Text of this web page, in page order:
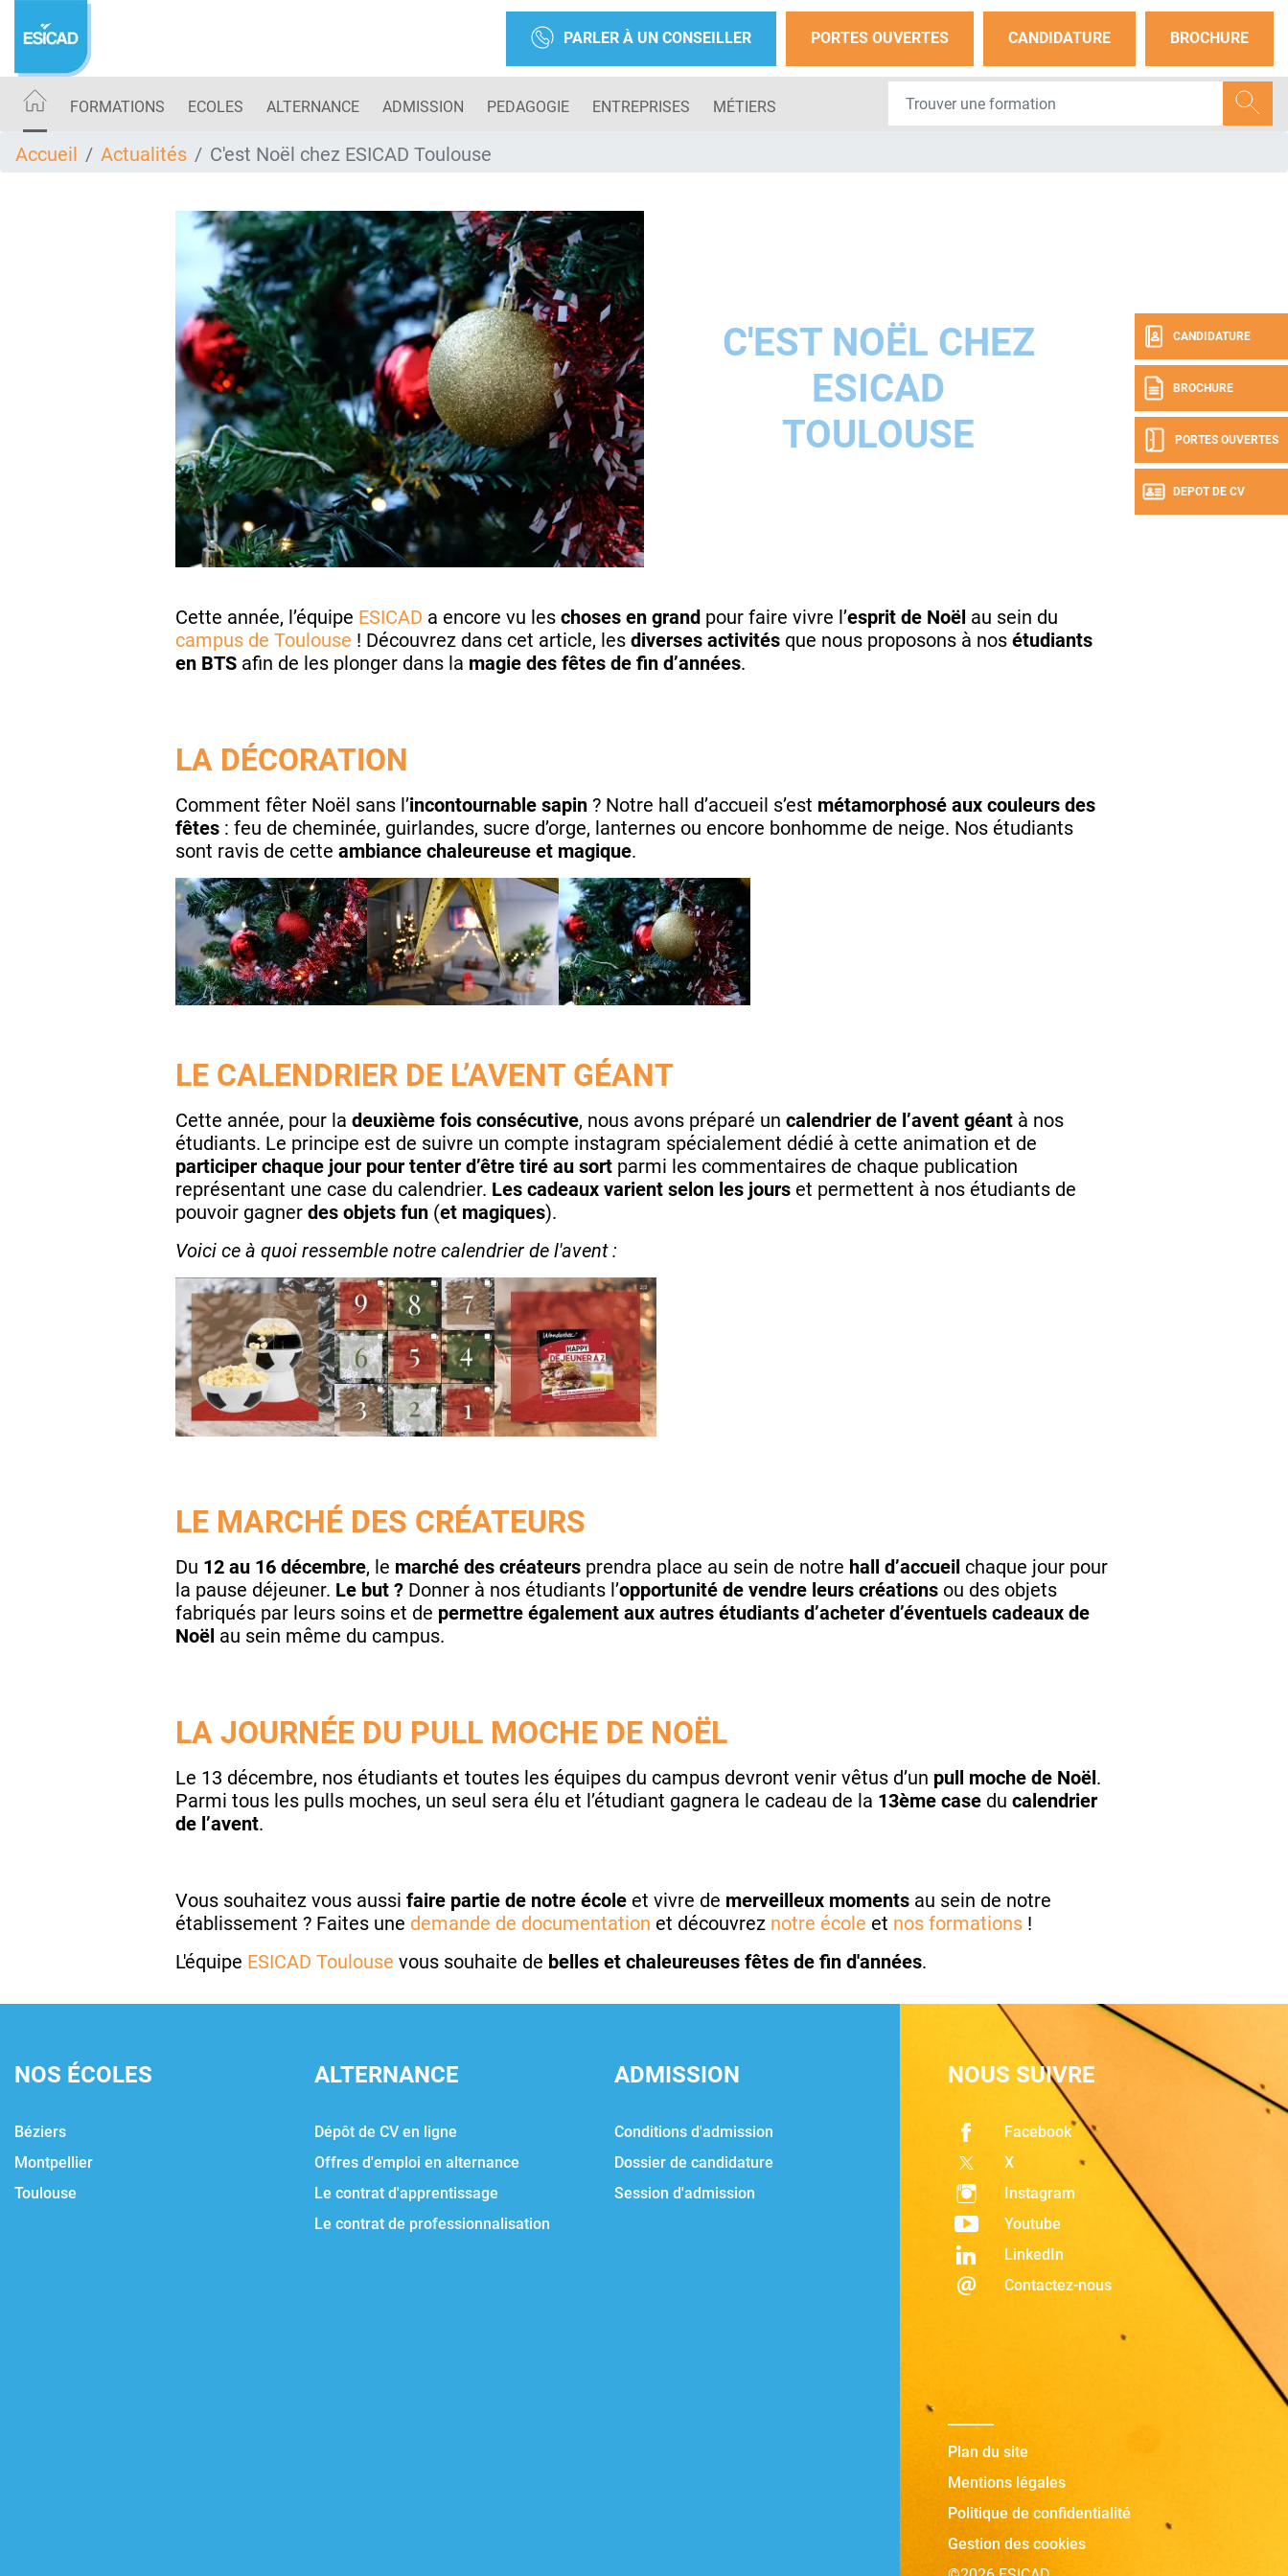
contenu
PARLER À UN CONSEILLER PORTES OUVERTES CANDIDATURE BROCHURE
FORMATIONS ECOLES ALTERNANCE ADMISSION PEDAGOGIE ENTREPRISES MÉTIERS
CANDIDATURE
BROCHURE
PORTES OUVERTES
DEPOT DE CV
Accueil Actualités C'est Noël chez ESICAD Toulouse
C'EST NOËL CHEZ
ESICAD
TOULOUSE
Cette année, l’équipe ESICAD a encore vu les choses en grand pour faire vivre l’esprit de Noël au sein du
campus de Toulouse ! Découvrez dans cet article, les diverses activités que nous proposons à nos étudiants
en BTS afin de les plonger dans la magie des fêtes de fin d’années.
LA DÉCORATION
Comment fêter Noël sans l’incontournable sapin ? Notre hall d’accueil s’est métamorphosé aux couleurs des
fêtes : feu de cheminée, guirlandes, sucre d’orge, lanternes ou encore bonhomme de neige. Nos étudiants
sont ravis de cette ambiance chaleureuse et magique.
LE CALENDRIER DE L’AVENT GÉANT
Cette année, pour la deuxième fois consécutive, nous avons préparé un calendrier de l’avent géant à nos
étudiants. Le principe est de suivre un compte instagram spécialement dédié à cette animation et de
participer chaque jour pour tenter d’être tiré au sort parmi les commentaires de chaque publication
représentant une case du calendrier. Les cadeaux varient selon les jours et permettent à nos étudiants de
pouvoir gagner des objets fun (et magiques).
Voici ce à quoi ressemble notre calendrier de l'avent :
LE MARCHÉ DES CRÉATEURS
Du 12 au 16 décembre, le marché des créateurs prendra place au sein de notre hall d’accueil chaque jour pour
la pause déjeuner. Le but ? Donner à nos étudiants l’opportunité de vendre leurs créations ou des objets
fabriqués par leurs soins et de permettre également aux autres étudiants d’acheter d’éventuels cadeaux de
Noël au sein même du campus.
LA JOURNÉE DU PULL MOCHE DE NOËL
Le 13 décembre, nos étudiants et toutes les équipes du campus devront venir vêtus d’un pull moche de Noël.
Parmi tous les pulls moches, un seul sera élu et l’étudiant gagnera le cadeau de la 13ème case du calendrier
de l’avent.
Vous souhaitez vous aussi faire partie de notre école et vivre de merveilleux moments au sein de notre
établissement ? Faites une demande de documentation et découvrez notre école et nos formations !
L'équipe ESICAD Toulouse vous souhaite de belles et chaleureuses fêtes de fin d'années.
NOS ÉCOLES
Béziers
Montpellier
Toulouse
ALTERNANCE
Dépôt de CV en ligne
Offres d'emploi en alternance
Le contrat d'apprentissage
Le contrat de professionnalisation
ADMISSION
Conditions d'admission
Dossier de candidature
Session d'admission
NOUS SUIVRE
Facebook
X
Instagram
Youtube
LinkedIn
Contactez-nous
Plan du site
Mentions légales
Politique de confidentialité
Gestion des cookies